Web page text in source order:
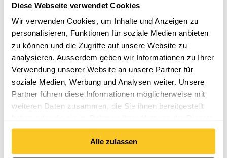
Diese Webseite verwendet Cookies
Wir verwenden Cookies, um Inhalte und Anzeigen zu
personalisieren, Funktionen für soziale Medien anbieten
zu können und die Zugriffe auf unsere Website zu
analysieren. Ausserdem geben wir Informationen zu Ihrer
Verwendung unserer Website an unsere Partner für
soziale Medien, Werbung und Analysen weiter. Unsere
Partner führen diese Informationen möglicherweise mit
weiteren Daten zusammen, die Sie ihnen bereitgestellt
gesammelt haben.
Alle zulassen